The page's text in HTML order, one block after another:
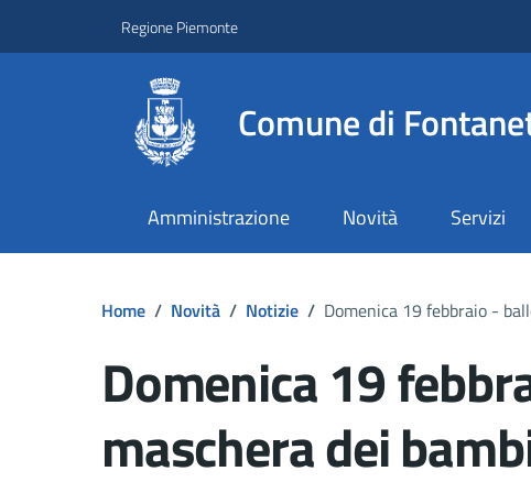
Regione Piemonte
Comune di
Amministrazione Novità Servizi
Home / Novità / Notizie / Domenica 19 febbraio -
Domenica 19
maschera dei